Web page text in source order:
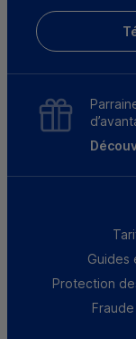
Guides
Protection